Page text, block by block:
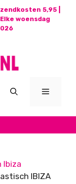
5,95 |
woensdag
Menu
Ibiza
IBIZA